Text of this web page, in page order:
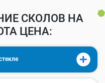
СКОЛОВ НА
ЦЕНА: